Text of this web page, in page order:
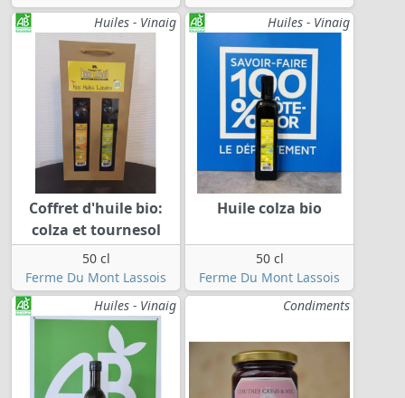
Huiles - Vinaig
Coffret d'huile bio:
colza et tournesol
50 cl
Ferme Du Mont Lassois
Huiles - Vinaig
Huile colza bio
50 cl
Ferme Du Mont Lassois
Huiles - Vinaig
Condiments